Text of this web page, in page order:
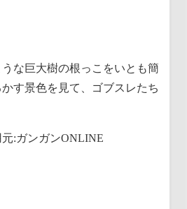
な巨大樹の根っこをいとも簡
す景色を見て、ゴブスレたち
:ガンガンONLINE